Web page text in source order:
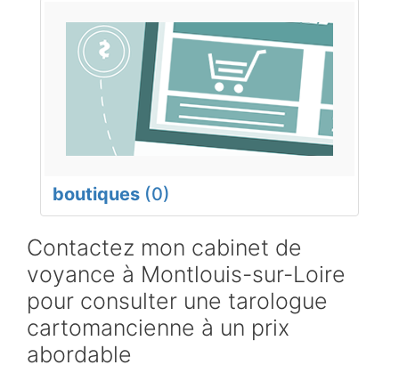
boutiques (0)
Contactez mon cabinet de
voyance à Montlouis-sur-Loire
pour consulter une tarologue
cartomancienne à un prix
abordable